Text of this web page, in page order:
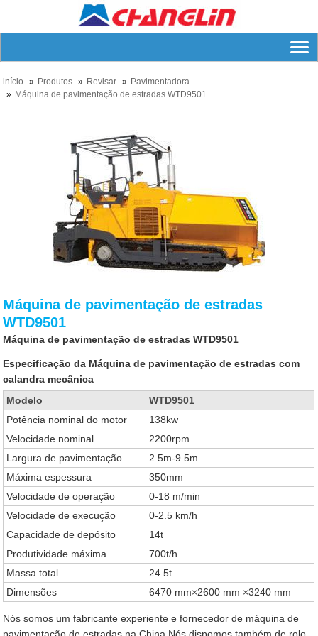
lnício Produtos Revisar
Pavimentadora
Máquina de pavimentação de estradas WTD9501
Máquina de pavimentação de estradas
WTD9501
Máquina de pavimentação de estradas WTD9501
Especificação da Máquina de pavimentação de estradas com
calandra mecânica
Modelo
WTD9501
Potência nominal do motor
138kw
Velocidade nominal
2200rpm
Largura de pavimentação
2.5m-9.5m
Máxima espessura
350mm
Velocidade de operação
0-18 m/min
Velocidade de execução
0-2.5 km/h
Capacidade de depósito
14t
Produtividade máxima
700t/h
Massa total
24.5t
Dimensões
6470 mm×2600 mm ×3240 mm
Nós somos um fabricante experiente e fornecedor de máquina de